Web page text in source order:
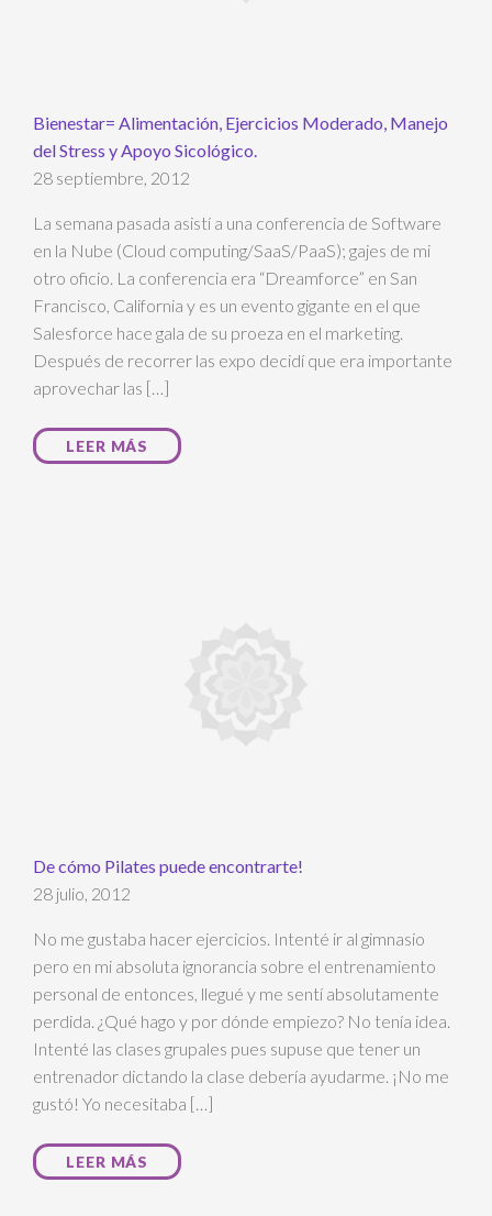
Bienestar= Alimentación, Ejercicios Moderado, Manejo
del Stress y Apoyo Sicológico.
28 septiembre, 2012
La semana pasada asistí a una conferencia de Software
en la Nube (Cloud computing/SaaS/PaaS); gajes de mi
otro oficio. La conferencia era “Dreamforce” en San
Francisco, California y es un evento gigante en el que
Salesforce hace gala de su proeza en el marketing.
Después de recorrer las expo decidí que era importante
aprovechar las […]
LEER MÁS
De cómo Pilates puede encontrarte!
28 julio, 2012
No me gustaba hacer ejercicios. Intenté ir al gimnasio
pero en mi absoluta ignorancia sobre el entrenamiento
personal de entonces, llegué y me sentí absolutamente
perdida. ¿Qué hago y por dónde empiezo? No tenía idea.
Intenté las clases grupales pues supuse que tener un
entrenador dictando la clase debería ayudarme. ¡No me
gustó! Yo necesitaba […]
LEER MÁS